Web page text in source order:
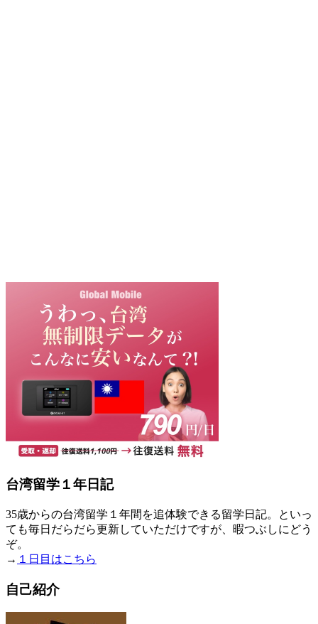
台湾留学１年日記
35歳からの台湾留学１年間を追体験できる留学日記。といっ
ても毎日だらだら更新していただけですが、暇つぶしにどう
ぞ。
→ １日目はこちら
自己紹介